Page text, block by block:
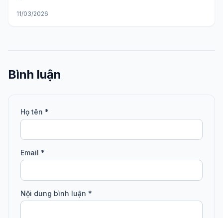
11/03/2026
Bình luận
Họ tên *
Email *
Nội dung bình luận *